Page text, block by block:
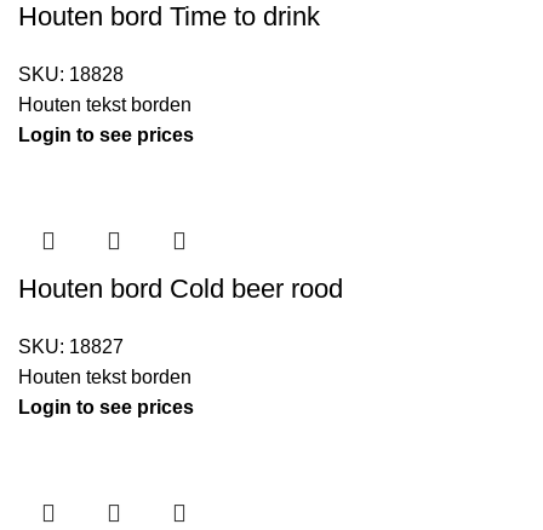
Houten bord Time to drink
SKU: 18828
Houten tekst borden
Login to see prices
Houten bord Cold beer rood
SKU: 18827
Houten tekst borden
Login to see prices